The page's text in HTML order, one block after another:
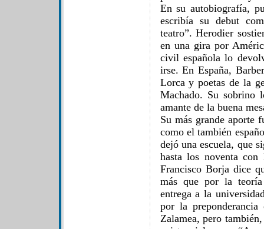
En su autobiografía,
escribía su debut
teatro”. Herodier
en una gira por
civil española lo
irse. En España,
Lorca y poetas de la
Machado. Su sobrino
amante de la buena
Su más grande aporte
como el también
dejó una escuela, que
hasta los noventa
Francisco Borja dice
más que por la
entrega a la
por la
Zalamea, pero